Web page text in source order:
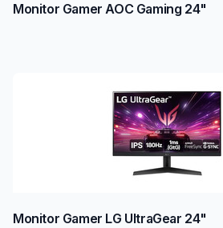
Monitor Gamer AOC Gaming 24"
Monitor Gamer LG UltraGear 24"